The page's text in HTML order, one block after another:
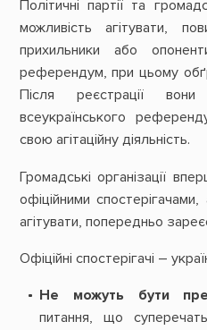
Політичні партії та
можливість агітувати,
прихильники або
референдум, при цьому
Після реєстрації
всеукраїнського
свою агітаційну діяльність.
Громадські організації
офіційними
агітувати, попередньо
Офіційні спостерігачі –
Не можуть бути
питання, що